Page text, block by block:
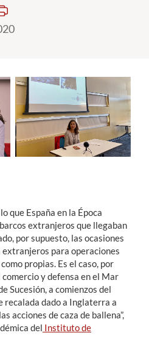
que España en la Época
extranjeros que llegaban
por supuesto, las ocasiones
para operaciones
propias. Es el caso, por
y defensa en el Mar
Sucesión, a comienzos del
recalada dado a Inglaterra a
acciones de caza de ballena”,
del Instituto de